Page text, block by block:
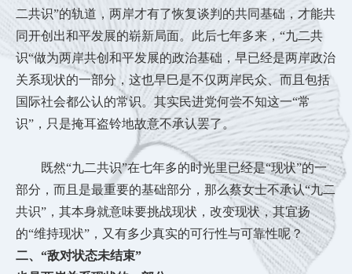
二共识”的轨道，两岸才有了恢复谈判的共同基础，才能共
同开创出和平发展的崭新局面。此后七年多来，“九二共
识“做为两岸共创和平发展的政治基础，早已经是两岸政治
关系现状的一部分，这也早巳是不仅两岸民众、而且包括
国际社会都公认的常识。其实民进党何尝不知这一“常
识”，只是掩耳盗铃地故意不承认罢了。
既然“九二共识”在七年多的时光里已经是“现状”的一
部分，而且是最重要的基础部分，那么蔡女士不承认“九二
共识”，其本身就意味要挑战现状，改变现状，其宜扬
的“维持现状”，又有多少真实的可行性与可靠性呢？
二、 “敌对状态未结束”